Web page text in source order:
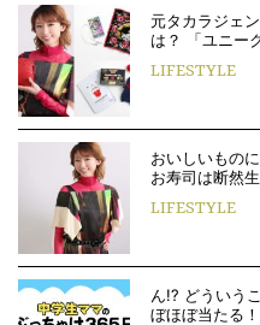
元タカラジェ
は？ 「ユニー
LIFESTYLE
おいしいもの
お寿司は断然
LIFESTYLE
ん!? どういう
ぼほぼ当たる